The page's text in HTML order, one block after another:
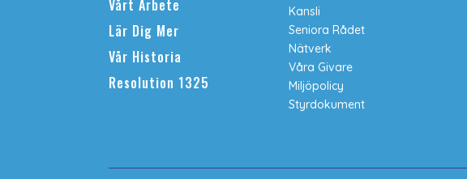
Vårt Arbete
Lär Dig Mer
Vår Historia
Resolution 1325
Kansli
Seniora Rådet
Nätverk
Våra Givare
Miljöpolicy
Styrdokument